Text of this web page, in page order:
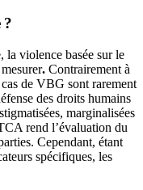
?
la violence basée sur le
. Contrairement à
de VBG sont rarement
des droits humains
marginalisées
rend l’évaluation du
Cependant, étant
spécifiques, les